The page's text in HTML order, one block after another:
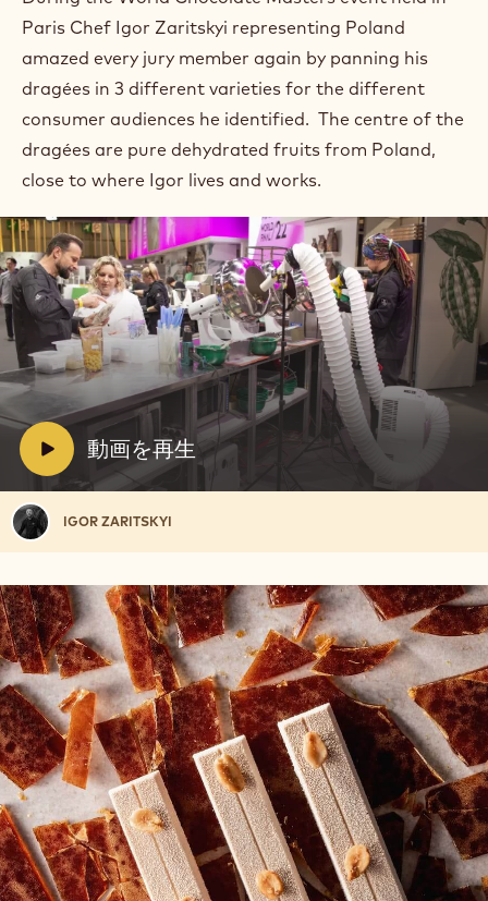
Paris Chef Igor Zaritskyi representing Poland
amazed every jury member again by panning his
dragées in 3 different varieties for the different
consumer audiences he identified.⁠ ⁠ The centre of the
dragées are pure dehydrated fruits from Poland,
close to where Igor lives and works.
V
e
o
:
動画を再生
画
を
再
生:
再
生
Igor
Zaritskyi
IGOR ZARITSKYI